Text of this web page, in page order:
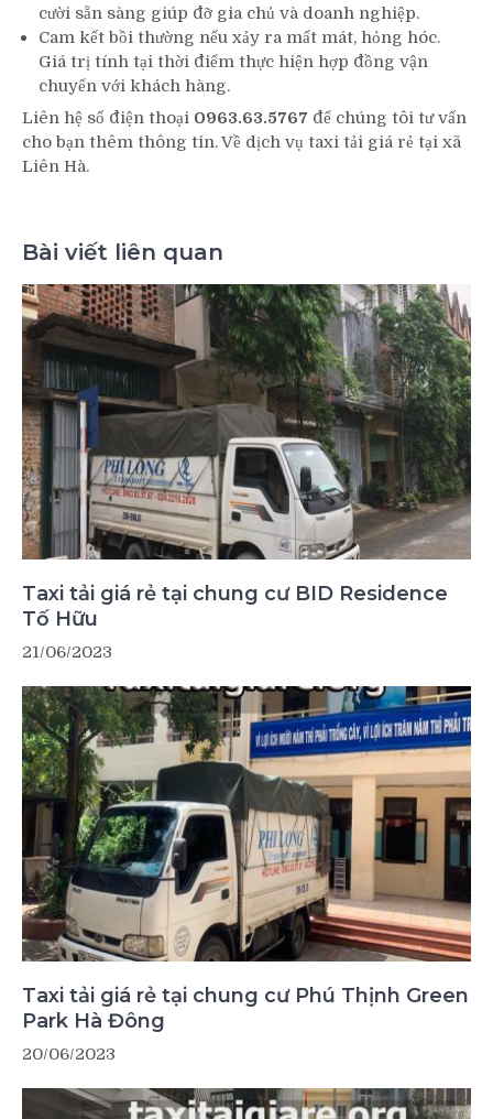
cười sẵn sàng giúp đỡ gia chủ và doanh nghiệp.
Cam kết bồi thường nếu xảy ra mất mát, hỏng hóc.
Giá trị tính tại thời điểm thực hiện hợp đồng vận
chuyển với khách hàng.
Liên hệ số điện thoại 0963.63.5767 để chúng tôi tư vấn
cho bạn thêm thông tin. Về dịch vụ taxi tải giá rẻ tại xã
Liên Hà.
Bài viết liên quan
Taxi tải giá rẻ tại chung cư BID Residence
Tố Hữu
21/06/2023
Taxi tải giá rẻ tại chung cư Phú Thịnh Green
Park Hà Đông
20/06/2023